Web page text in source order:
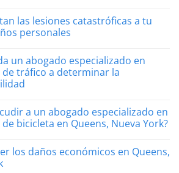
las lesiones catastróficas a tu
personales
un abogado especializado en
de tráfico a determinar la
a un abogado especializado en
bicicleta en Queens, Nueva York?
los daños económicos en Queens,